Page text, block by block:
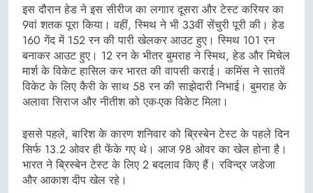
इस दौरान हेड ने इस सीरीज का लगाार दूसरा और टेस्ट करियर का
9वां शतक पूरा किया। वहीं, स्मिथ ने भी 33वीं सेंचुरी पूरी की। हेड
160 गेंद में 152 रन की पारी खेलकर आउट हुए। स्मिथ 101 रन
बनाकर आउट हुए। 12 रन के भीतर बुमराह ने स्मिथ, हेड और मिचेल
मार्श के विकेट हासिल कर भारत की वापसी कराई। कमिंस ने सातवें
विकेट के लिए कैरी के साथ 58 रन की साझेदारी निभाई। बुमराह के
अलावा सिराज और नीतीश को एक-एक विकेट मिला।
इससे पहले, बारिश के कारण शनिवार को ब्रिस्बेन टेस्ट के पहले दिन
सिर्फ 13.2 ओवर ही फेंके गए थे। आज 98 ओवर का खेल होना है।
भारत ने ब्रिस्बेन टेस्ट के लिए 2 बदलाव किए हैं। रविन्द्र जडेजा
और आकाश दीप खेल रहे।